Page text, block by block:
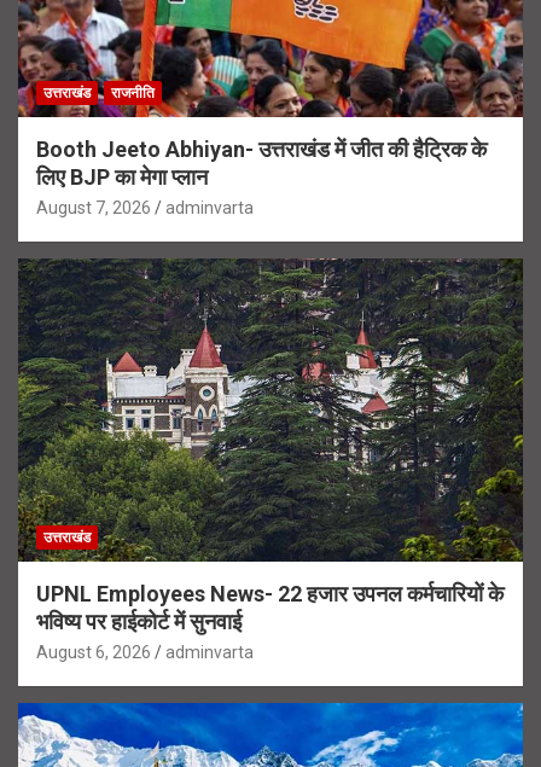
उत्तराखंड राजनीति
Booth Jeeto Abhiyan- उत्तराखंड में जीत की हैट्रिक के
लिए BJP का मेगा प्लान
August 7, 2026 adminvarta
उत्तराखंड
UPNL Employees News- 22 हजार उपनल कर्मचारियों के
भविष्य पर हाईकोर्ट में सुनवाई
August 6, 2026 adminvarta